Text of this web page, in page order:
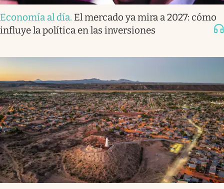
Economía al día. El mercado ya mira a 2027: cómo
influye la política en las inversiones